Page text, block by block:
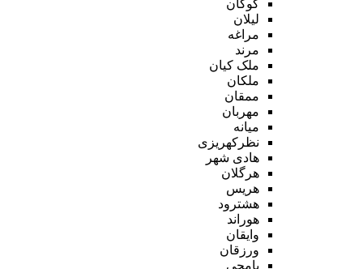
گوگان
لیلان
مراغه
مرند
ملک کیان
ملکان
ممقان
مهربان
میانه
نظرکهریزی
هادی شهر
هرگلان
هریس
هشترود
هوراند
وایقان
ورزقان
یامچی